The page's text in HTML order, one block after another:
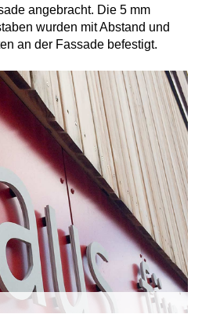
angebracht. Die 5 mm
wurden mit Abstand und
an der Fassade befestigt.